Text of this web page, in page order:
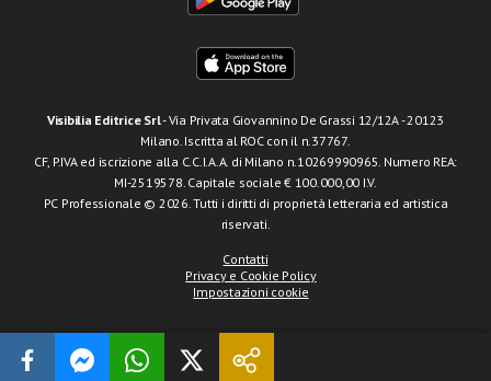
Visibilia Editrice Srl- Via Privata Giovannino De Grassi 12/12A - 20123
Milano. Iscritta al ROC con il n.37767.
CF, P.IVA ed iscrizione alla C.C.I.A.A. di Milano n.10269990965. Numero REA:
MI-2519578. Capitale sociale € 100.000,00 I.V.
PC Professionale © 2026. Tutti i diritti di proprietà letteraria ed artistica
riservati.
Contatti
Privacy e Cookie Policy
Impostazioni cookie